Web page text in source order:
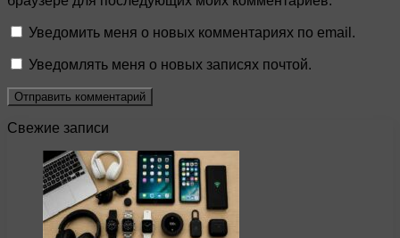
Уведомить меня о новых комментариях по email.
Уведомлять меня о новых записях почтой.
Свежие записи